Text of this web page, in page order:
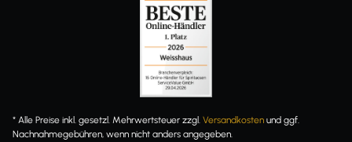
* Alle Preise inkl. gesetzl. Mehrwertsteuer zzgl. Versandkosten und ggf.
Nachnahmegebühren, wenn nicht anders angegeben.